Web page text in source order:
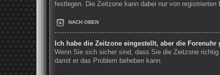
festlegen. Die Zeitzone kann dabei nur von
NACH OBEN
Ich habe die Zeitzone eingestellt, aber die
Wenn Sie sich sicher sind, dass Sie die Zeitzone
damit er das Problem beheben kann.